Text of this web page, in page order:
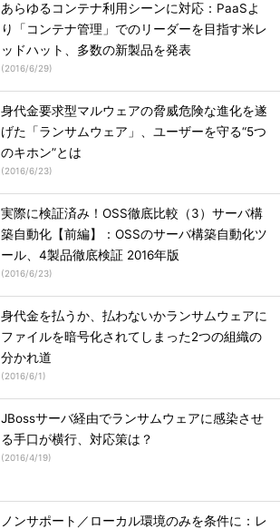
あらゆるコンテナ利用シーンに対応：PaaSよ
り「コンテナ管理」でのリーダーを目指す米レ
ッドハット、多数の新製品を発表
(2016/6/29)
身代金要求型マルウェアの脅威危険な進化を遂
げた「ランサムウェア」、ユーザーを守る“5つ
のキホン”とは
(2016/6/23)
実際に検証済み！OSS徹底比較（3）サーバ構
築自動化【前編】：OSSのサーバ構築自動化ツ
ール、4製品徹底検証 2016年版
(2016/6/23)
身代金を払うか、払わないかランサムウェアに
ファイルを暗号化されてしまった2つの組織の
分かれ道
(2016/6/1)
JBossサーバ経由でランサムウェアに感染させ
る手口が横行、対応策は？
(2016/4/19)
ノンサポート／ローカル環境のみを条件に：レ